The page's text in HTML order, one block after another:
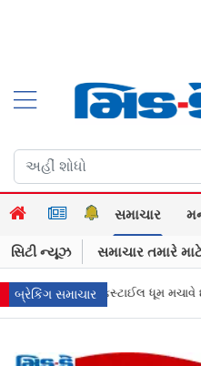
સમાચાર
સિટી ન્યૂઝ સમાચાર તમારે
બ્રેકિંગ સમાચાર
મીડિયામાં માર્ક ઝુકરબર્ગે માની